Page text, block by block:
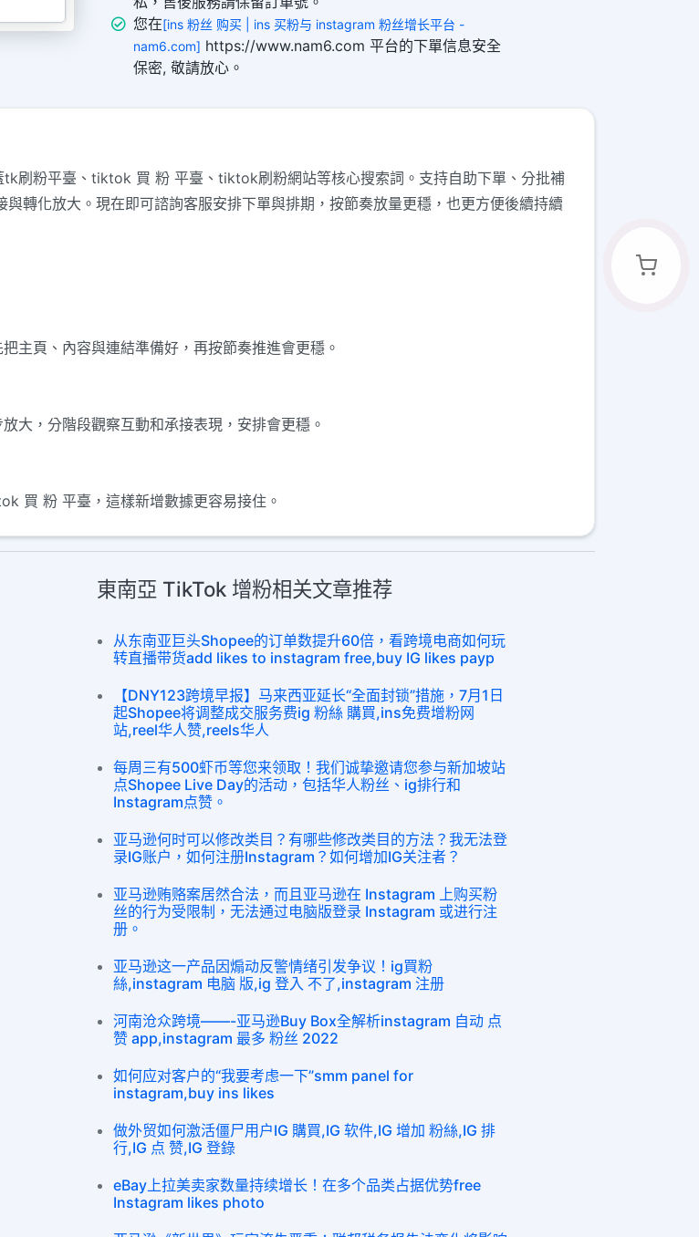
您在[ins 粉丝 购买 | ins 买粉与 instagram 粉丝增长平台 -
nam6.com] https://www.nam6.com 平台的下單信息安全
保密, 敬請放心。
刷粉平臺、tiktok 買 粉 平臺、tiktok刷粉網站等核心搜索詞。支持自助下單、分批補
轉化放大。現在即可諮詢客服安排下單與排期，按節奏放量更穩，也更方便後續持續
主頁、內容與連結準備好，再按節奏推進會更穩。
大，分階段觀察互動和承接表現，安排會更穩。
買 粉 平臺，這樣新增數據更容易接住。
東南亞 TikTok 增粉相关文章推荐
从东南亚巨头Shopee的订单数提升60倍，看跨境电商如何玩
转直播带货add likes to instagram free,buy IG likes payp
【DNY123跨境早报】马来西亚延长“全面封锁”措施，7月1日
起Shopee将调整成交服务费ig 粉絲 購買,ins免费增粉网
站,reel华人赞,reels华人
每周三有500虾币等您来领取！我们诚挚邀请您参与新加坡站
点Shopee Live Day的活动，包括华人粉丝、ig排行和
Instagram点赞。
亚马逊何时可以修改类目？有哪些修改类目的方法？我无法登
录IG账户，如何注册Instagram？如何增加IG关注者？
亚马逊贿赂案居然合法，而且亚马逊在 Instagram 上购买粉
丝的行为受限制，无法通过电脑版登录 Instagram 或进行注
册。
亚马逊这一产品因煽动反警情绪引发争议！ig買粉
絲,instagram 电脑 版,ig 登入 不了,instagram 注册
河南沧众跨境——-亚马逊Buy Box全解析instagram 自动 点
赞 app,instagram 最多 粉丝 2022
如何应对客户的“我要考虑一下”smm panel for
instagram,buy ins likes
做外贸如何激活僵尸用户IG 購買,IG 软件,IG 增加 粉絲,IG 排
行,IG 点 赞,IG 登錄
eBay上拉美卖家数量持续增长！在多个品类占据优势free
Instagram likes photo